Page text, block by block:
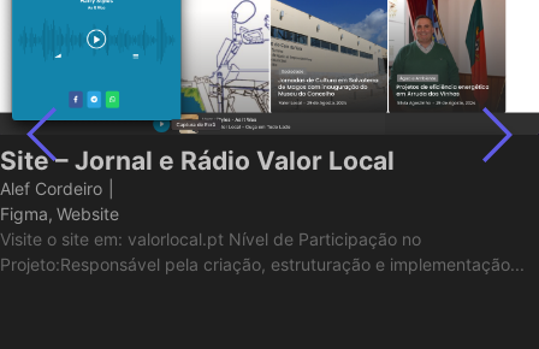
Site – Jornal e Rádio Valor Local
Alef Cordeiro
Figma, Website
Visite o site em: valorlocal.pt Nível de Participação no
Projeto:Responsável pela criação, estruturação e implementação...